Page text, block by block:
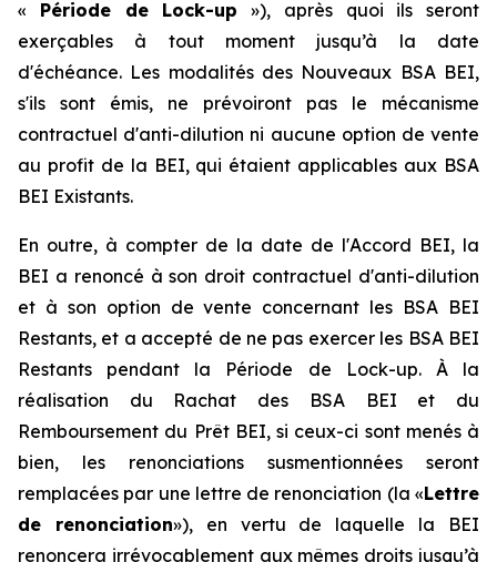
« Période de Lock-up »), après quoi ils seront
exerçables à tout moment jusqu’à la date
d'échéance. Les modalités des Nouveaux BSA BEI,
s'ils sont émis, ne prévoiront pas le mécanisme
contractuel d'anti-dilution ni aucune option de vente
au profit de la BEI, qui étaient applicables aux BSA
BEI Existants.
En outre, à compter de la date de l'Accord BEI, la
BEI a renoncé à son droit contractuel d'anti-dilution
et à son option de vente concernant les BSA BEI
Restants, et a accepté de ne pas exercer les BSA BEI
Restants pendant la Période de Lock-up. À la
réalisation du Rachat des BSA BEI et du
Remboursement du Prêt BEI, si ceux-ci sont menés à
bien, les renonciations susmentionnées seront
remplacées par une lettre de renonciation (la «Lettre
de renonciation»), en vertu de laquelle la BEI
renoncera irrévocablement aux mêmes droits jusqu’à